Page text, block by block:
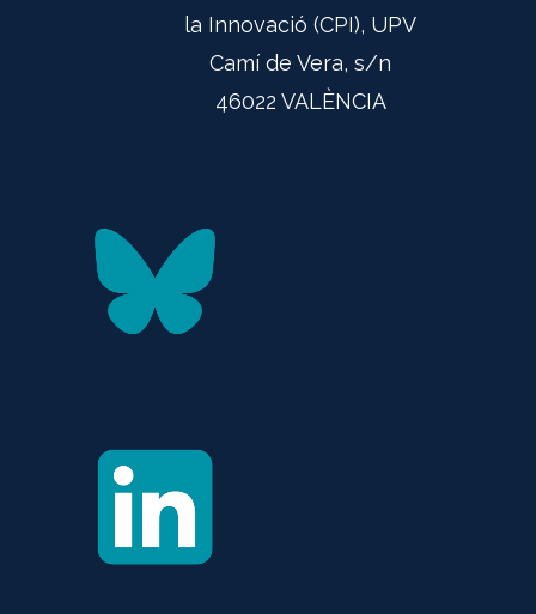
la Innovació (CPI), UPV
Camí de Vera, s/n
46022 VALÈNCIA